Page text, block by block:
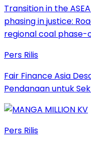
Pers Rilis
Fair Finance Asia
Pendanaan untuk
Pers Rilis